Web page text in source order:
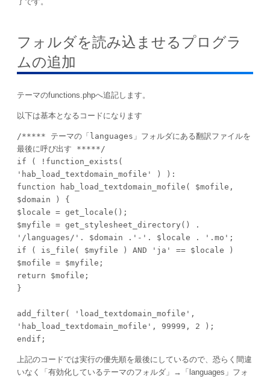
フォルダを読み込ませるプログラ
ムの追加
テーマのfunctions.phpへ追記します。
以下は基本となるコードになります
/***** テーマの「languages」フォルダにある翻訳ファイルを
最後に呼び出す *****/
if ( !function_exists(
'hab_load_textdomain_mofile' ) ):
function hab_load_textdomain_mofile( $mofile,
$domain ) {
$locale = get_locale();
$myfile = get_stylesheet_directory() .
'/languages/'. $domain .'-'. $locale . '.mo';
if ( is_file( $myfile ) AND 'ja' == $locale )
$mofile = $myfile;
return $mofile;
}
add_filter( 'load_textdomain_mofile',
'hab_load_textdomain_mofile', 99999, 2 );
endif;
上記のコードでは実行の優先順を最後にしているので、恐らく間違
いなく「有効化しているテーマのフォルダ」→「languages」フォ